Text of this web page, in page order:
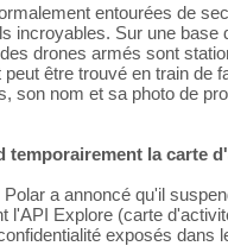
entourées de
incroyables. Sur une base
drones armés sont
peut être trouvé en train de
son nom et sa photo de
temporairement la carte
a annoncé qu'il
l'API Explore (carte
exposés dans